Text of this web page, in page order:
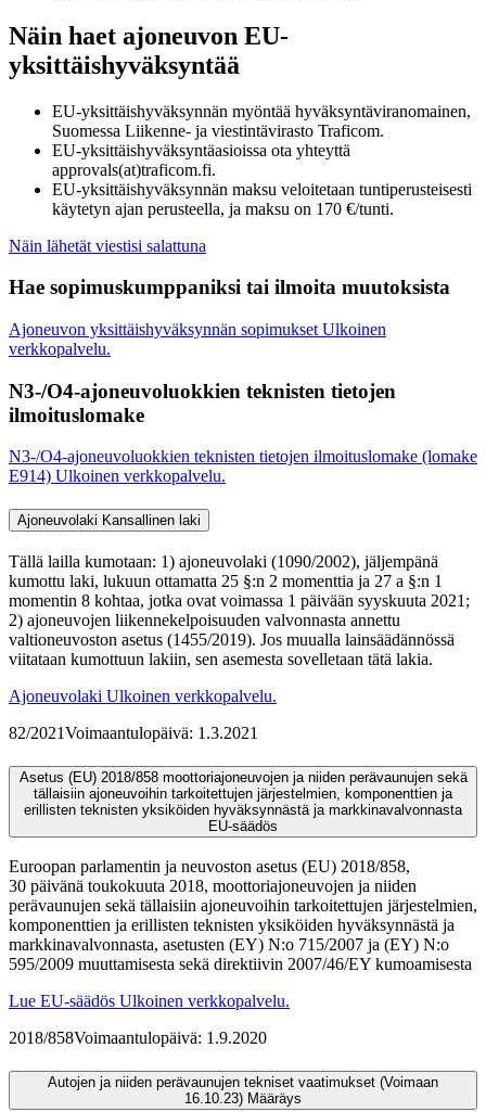
Näin haet ajoneuvon EU-
yksittäishyväksyntää
EU-yksittäishyväksynnän myöntää hyväksyntäviranomainen,
Suomessa Liikenne- ja viestintävirasto Traficom.
EU-yksittäishyväksyntäasioissa ota yhteyttä
approvals(at)traficom.fi.
EU-yksittäishyväksynnän maksu veloitetaan tuntiperusteisesti
käytetyn ajan perusteella, ja maksu on 170 €/tunti.
Näin lähetät viestisi salattuna
Hae sopimuskumppaniksi tai ilmoita muutoksista
Ajoneuvon yksittäishyväksynnän sopimukset Ulkoinen
verkkopalvelu.
N3-/O4-ajoneuvoluokkien teknisten tietojen
ilmoituslomake
N3-/O4-ajoneuvoluokkien teknisten tietojen ilmoituslomake (lomake
E914) Ulkoinen verkkopalvelu.
Ajoneuvolaki Kansallinen laki
Tällä lailla kumotaan: 1) ajoneuvolaki (1090/2002), jäljempänä
kumottu laki, lukuun ottamatta 25 §:n 2 momenttia ja 27 a §:n 1
momentin 8 kohtaa, jotka ovat voimassa 1 päivään syyskuuta 2021;
2) ajoneuvojen liikennekelpoisuuden valvonnasta annettu
valtioneuvoston asetus (1455/2019). Jos muualla lainsäädännössä
viitataan kumottuun lakiin, sen asemesta sovelletaan tätä lakia.
Ajoneuvolaki Ulkoinen verkkopalvelu.
82/2021Voimaantulopäivä: 1.3.2021
Asetus (EU) 2018/858 moottoriajoneuvojen ja niiden perävaunujen sekä
tällaisiin ajoneuvoihin tarkoitettujen järjestelmien, komponenttien ja
erillisten teknisten yksiköiden hyväksynnästä ja markkinavalvonnasta
EU-säädös
Euroopan parlamentin ja neuvoston asetus (EU) 2018/858,
30 päivänä toukokuuta 2018, moottoriajoneuvojen ja niiden
perävaunujen sekä tällaisiin ajoneuvoihin tarkoitettujen järjestelmien,
komponenttien ja erillisten teknisten yksiköiden hyväksynnästä ja
markkinavalvonnasta, asetusten (EY) N:o 715/2007 ja (EY) N:o
595/2009 muuttamisesta sekä direktiivin 2007/46/EY kumoamisesta
Lue EU-säädös Ulkoinen verkkopalvelu.
2018/858Voimaantulopäivä: 1.9.2020
Autojen ja niiden perävaunujen tekniset vaatimukset (Voimaan
16.10.23) Määräys